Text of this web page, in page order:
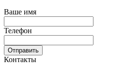
Ваше имя
Телефон
Отправить
Контакты